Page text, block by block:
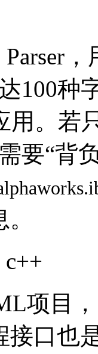
，
100种
用。若
要“背
目，
接口也